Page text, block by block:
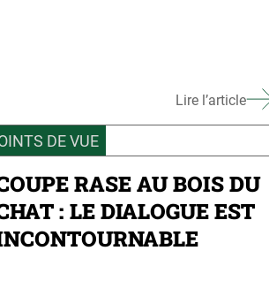
Lire l’article
DE VUE
RASE AU BOIS DU
: LE DIALOGUE EST